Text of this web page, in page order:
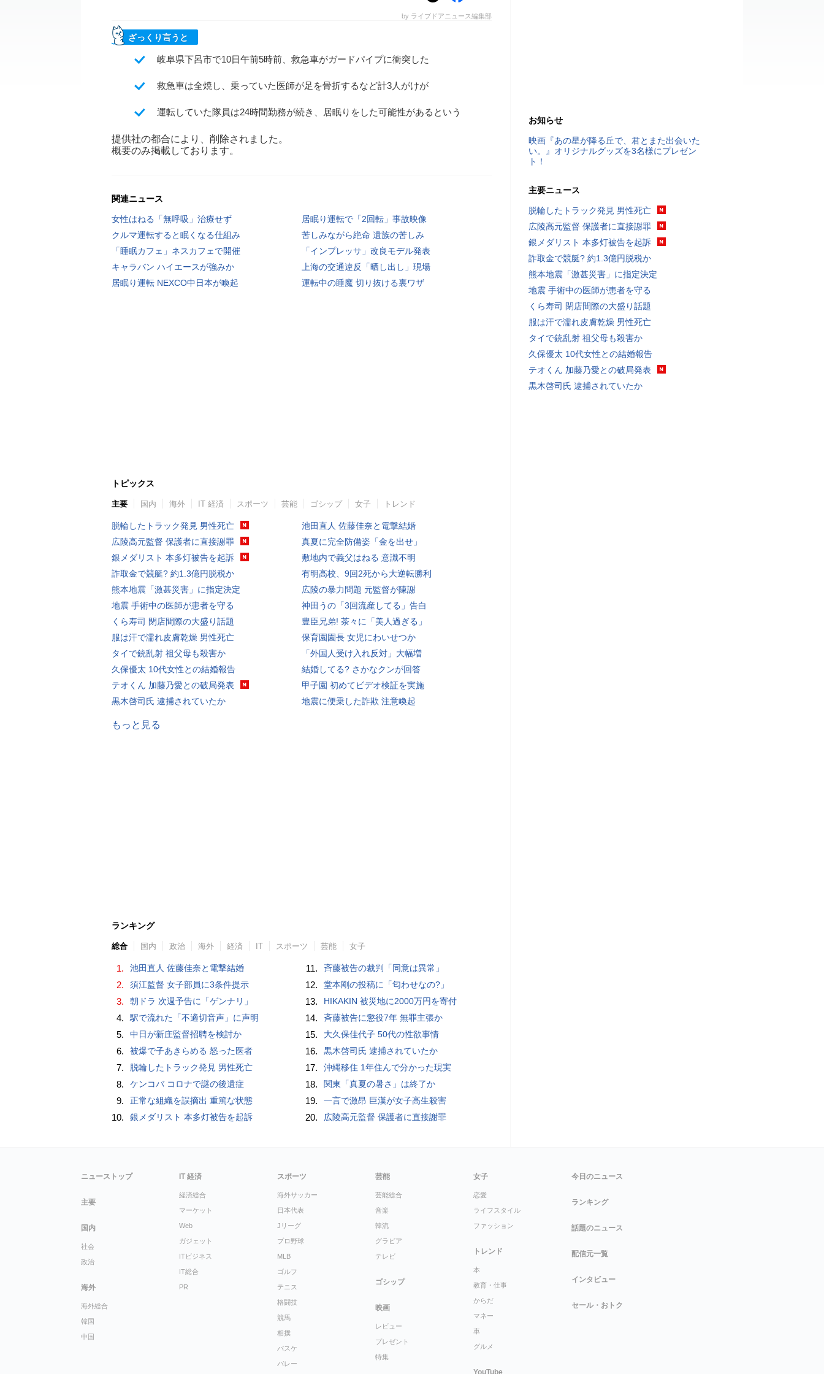
by ライブドアニュース編集部
ざっくり言うと
岐阜県下呂市で10日午前5時前、救急車がガードパイプに衝突した
救急車は全焼し、乗っていた医師が足を骨折するなど計3人がけが
運転していた隊員は24時間勤務が続き、居眠りをした可能性があるという
提供社の都合により、削除されました。
概要のみ掲載しております。
関連ニュース
女性はねる「無呼吸」治療せず
居眠り運転で「2回転」事故映像
クルマ運転すると眠くなる仕組み
苦しみながら絶命 遺族の苦しみ
「睡眠カフェ」ネスカフェで開催
「インプレッサ」改良モデル発表
キャラバン ハイエースが強みか
上海の交通違反「晒し出し」現場
居眠り運転 NEXCO中日本が喚起
運転中の睡魔 切り抜ける裏ワザ
トピックス
主要 国内 海外 IT 経済 スポーツ 芸能 ゴシップ 女子 トレンド
脱輪したトラック発見 男性死亡
広陵高元監督 保護者に直接謝罪
銀メダリスト 本多灯被告を起訴
詐取金で競艇? 約1.3億円脱税か
熊本地震「激甚災害」に指定決定
地震 手術中の医師が患者を守る
くら寿司 閉店間際の大盛り話題
服は汗で濡れ皮膚乾燥 男性死亡
タイで銃乱射 祖父母も殺害か
久保優太 10代女性との結婚報告
テオくん 加藤乃愛との破局発表
黒木啓司氏 逮捕されていたか
池田直人 佐藤佳奈と電撃結婚
真夏に完全防備姿「金を出せ」
敷地内で義父はねる 意識不明
有明高校、9回2死から大逆転勝利
広陵の暴力問題 元監督が陳謝
神田うの「3回流産してる」告白
豊臣兄弟! 茶々に「美人過ぎる」
保育園園長 女児にわいせつか
「外国人受け入れ反対」大幅増
結婚してる? さかなクンが回答
甲子園 初めてビデオ検証を実施
地震に便乗した詐欺 注意喚起
もっと見る
ランキング
総合 国内 政治 海外 経済 IT スポーツ 芸能 女子
1. 池田直人 佐藤佳奈と電撃結婚
2. 須江監督 女子部員に3条件提示
3. 朝ドラ 次週予告に「ゲンナリ」
4. 駅で流れた「不適切音声」に声明
5. 中日が新庄監督招聘を検討か
6. 被爆で子あきらめる 怒った医者
7. 脱輪したトラック発見 男性死亡
8. ケンコバ コロナで謎の後遺症
9. 正常な組織を誤摘出 重篤な状態
10. 銀メダリスト 本多灯被告を起訴
11. 斉藤被告の裁判「同意は異常」
12. 堂本剛の投稿に「匂わせなの?」
13. HIKAKIN 被災地に2000万円を寄付
14. 斉藤被告に懲役7年 無罪主張か
15. 大久保佳代子 50代の性欲事情
16. 黒木啓司氏 逮捕されていたか
17. 沖縄移住 1年住んで分かった現実
18. 関東「真夏の暑さ」は終了か
19. 一言で激昂 巨漢が女子高生殺害
20. 広陵高元監督 保護者に直接謝罪
お知らせ
映画『あの星が降る丘で、君とまた出会いた
い。』オリジナルグッズを3名様にプレゼン
ト！
主要ニュース
脱輪したトラック発見 男性死亡
広陵高元監督 保護者に直接謝罪
銀メダリスト 本多灯被告を起訴
詐取金で競艇? 約1.3億円脱税か
熊本地震「激甚災害」に指定決定
地震 手術中の医師が患者を守る
くら寿司 閉店間際の大盛り話題
服は汗で濡れ皮膚乾燥 男性死亡
タイで銃乱射 祖父母も殺害か
久保優太 10代女性との結婚報告
テオくん 加藤乃愛との破局発表
黒木啓司氏 逮捕されていたか
ニューストップ
主要
国内
社会
政治
海外
海外総合
韓国
中国
IT 経済
経済総合
マーケット
Web
ガジェット
ITビジネス
IT総合
PR
スポーツ
海外サッカー
日本代表
Jリーグ
プロ野球
MLB
ゴルフ
テニス
格闘技
競馬
相撲
バスケ
バレー
芸能
芸能総合
音楽
韓流
グラビア
テレビ
ゴシップ
映画
レビュー
プレゼント
特集
女子
恋愛
ライフスタイル
ファッション
トレンド
本
教育・仕事
からだ
マネー
車
グルメ
YouTube
今日のニュース
ランキング
話題のニュース
配信元一覧
インタビュー
セール・おトク